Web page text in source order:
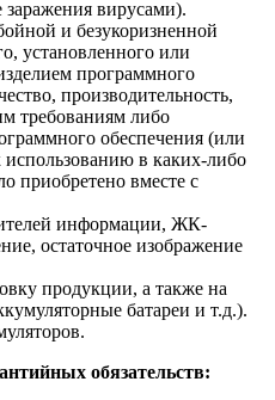
вирусами).
и безукоризненной
установленного или
программного
производительность,
требованиям либо
обеспечения (или
в каких-либо
приобретено вместе с
информации, ЖК-
остаточное изображение
продукции, а также на
батареи и т.д.).
обязательств: